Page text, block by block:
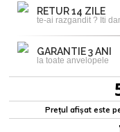
RETUR 14 ZILE
te-ai razgandit ? Iti
GARANTIE 3 ANI
la toate anvelopele
Prețul afișat este